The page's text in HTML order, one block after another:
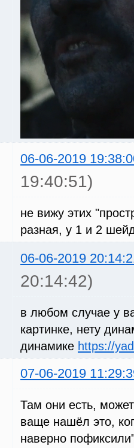
06-06-2019
19:40:51)
не вижу этих
разная, у 1 и 2
06-06-2019
20:14:42)
в любом случае у
картинке, нету
динамике https://
07-06-2019
Там они есть,
ваще нашёл это,
наверно